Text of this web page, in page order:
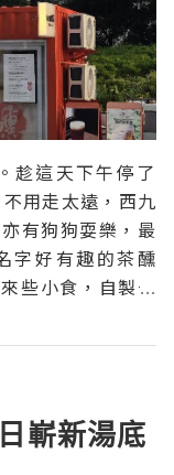
趁這天下午停了
用走太遠，西九
有狗狗耍樂，最
字好有趣的茶醺
些小食，自製一
煙韌辣油，香辣
佐酒吧！三款炸
嶄新湯底